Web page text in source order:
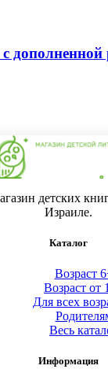
дополненной
детских
Израиле.
Каталог
Возраст
Возраст от
Для всех
Весь
Информация